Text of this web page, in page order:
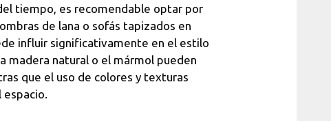
tiempo, es recomendable optar por
de lana o sofás tapizados en
influir significativamente en el estilo
madera natural o el mármol pueden
que el uso de colores y texturas